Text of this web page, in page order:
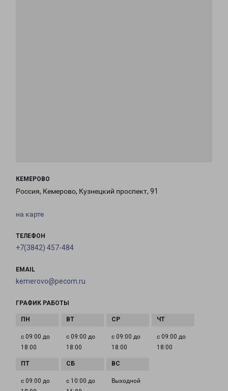
КЕМЕРОВО
Россия, Кемерово, Кузнецкий проспект, 91
на карте
ТЕЛЕФОН
+7(3842) 457-484
EMAIL
kemerovo@pecom.ru
ГРАФИК РАБОТЫ
с 09:00 до
18:00
с 09:00 до
18:00
с 09:00 до
18:00
с 09:00 до
18:00
с 09:00 до
с 10:00 до
Выходной